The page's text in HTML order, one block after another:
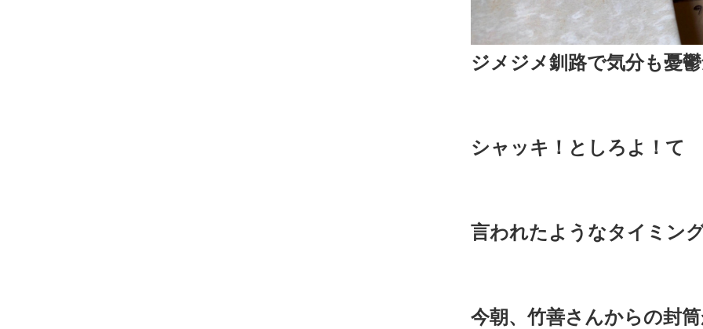
ジメジメ釧路で気分も憂
シャッキ！としろよ！て
言われたようなタイミン
今朝、竹善さんからの封